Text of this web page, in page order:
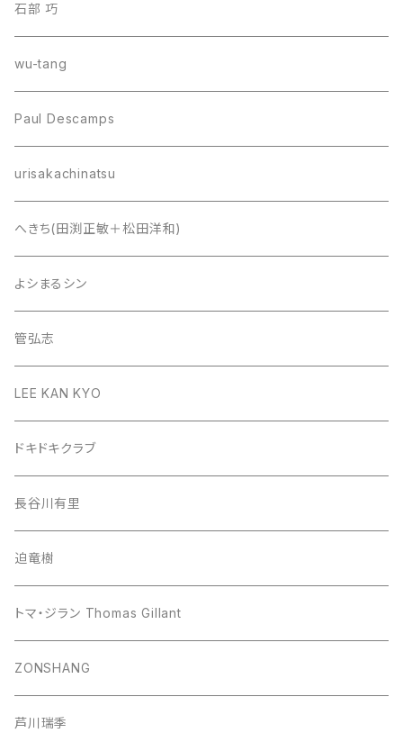
石部 巧
wu-tang
Paul Descamps
urisakachinatsu
へきち(田渕正敏＋松田洋和)
よシまるシン
管弘志
LEE KAN KYO
ドキドキクラブ
長谷川有里
迫竜樹
トマ・ジラン Thomas Gillant
ZONSHANG
芦川瑞季